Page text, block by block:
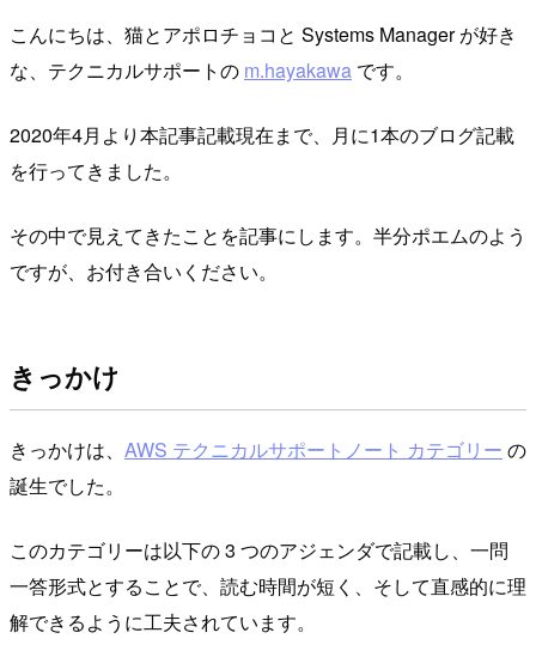
こんにちは、猫とアポロチョコと Systems Manager が好き
な、テクニカルサポートの m.hayakawa です。
2020年4月より本記事記載現在まで、月に1本のブログ記載
を行ってきました。
その中で見えてきたことを記事にします。半分ポエムのよう
ですが、お付き合いください。
きっかけ
きっかけは、 AWS テクニカルサポートノート カテゴリー の
誕生でした。
このカテゴリーは以下の 3 つのアジェンダで記載し、一問
一答形式とすることで、読む時間が短く、そして直感的に理
解できるように工夫されています。